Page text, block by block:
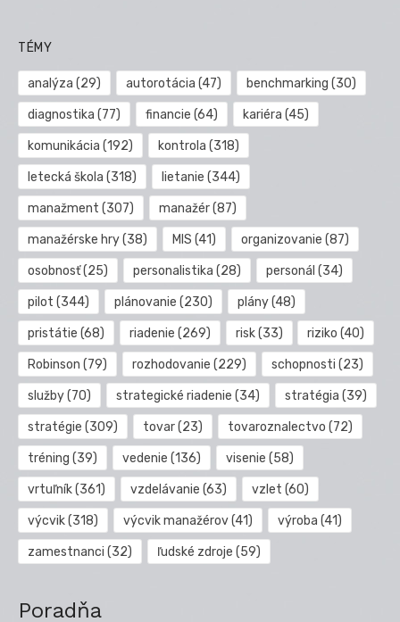
TÉMY
analýza (29) autorotácia (47) benchmarking (30)
diagnostika (77) financie (64) kariéra (45)
komunikácia (192) kontrola (318)
letecká škola (318) lietanie (344)
manažment (307) manažér(87)
manažérske hry(38) MIS (41) organizovanie (87)
osobnosť(25) personalistika (28) personál (34)
pilot (344) plánovanie (230) plány(48)
pristátie (68) riadenie (269) risk(33) riziko (40)
Robinson (79) rozhodovanie (229) schopnosti (23)
služby(70) strategické riadenie (34) stratégia (39)
stratégie (309) tovar(23) tovaroznalectvo (72)
tréning (39) vedenie (136) visenie (58)
vrtuľník(361) vzdelávanie (63) vzlet (60)
výcvik(318) výcvik manažérov(41) výroba (41)
zamestnanci (32) ľudské zdroje (59)
Poradňa